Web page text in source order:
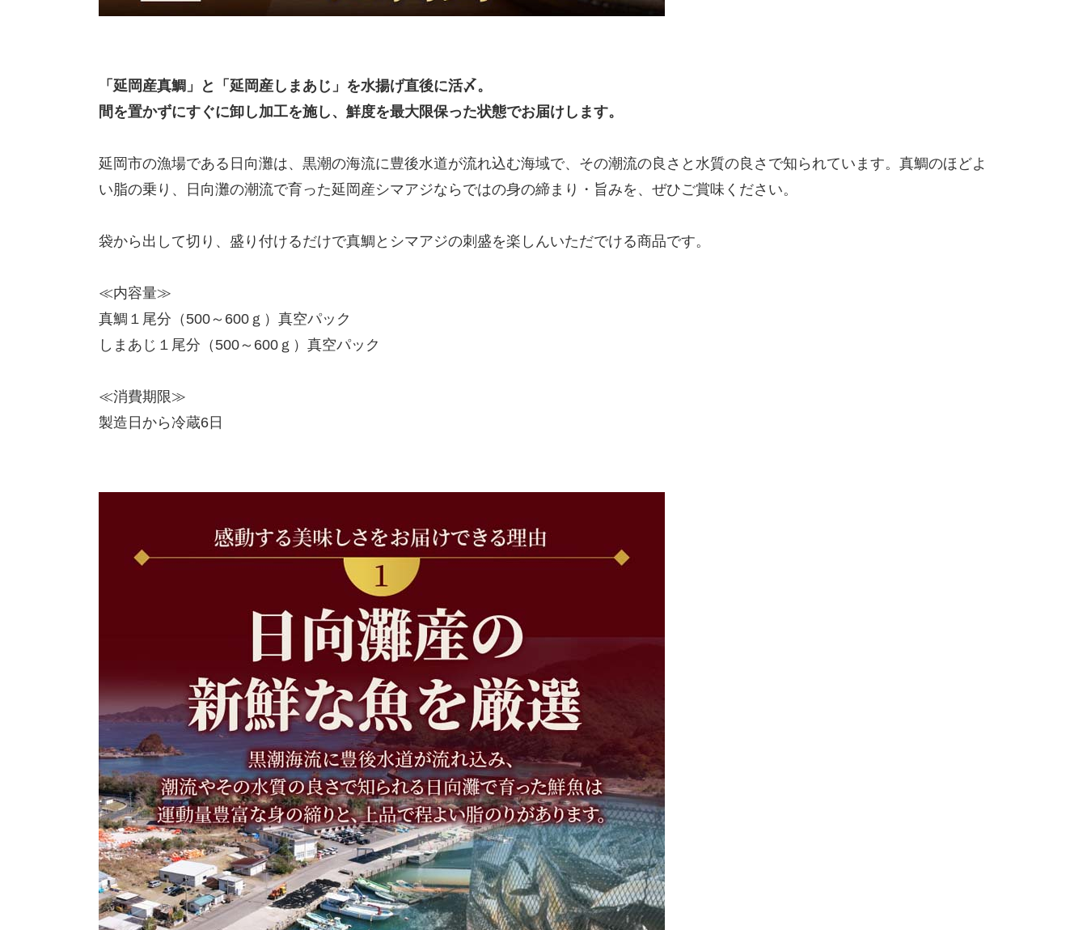
「延岡産真鯛」と「延岡産しまあじ」を水揚げ直後に活〆。
間を置かずにすぐに卸し加工を施し、鮮度を最大限保った状態でお届けします。
延岡市の漁場である日向灘は、黒潮の海流に豊後水道が流れ込む海域で、その潮流の良さと水質の良さで知られています。真鯛のほどよ
い脂の乗り、日向灘の潮流で育った延岡産シマアジならではの身の締まり・旨みを、ぜひご賞味ください。
袋から出して切り、盛り付けるだけで真鯛とシマアジの刺盛を楽しんいただでける商品です。
≪内容量≫
真鯛１尾分（500～600ｇ）真空パック
しまあじ１尾分（500～600ｇ）真空パック
≪消費期限≫
製造日から冷蔵6日